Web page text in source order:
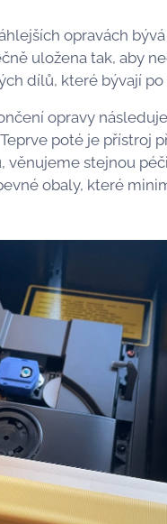
opravách
uložena tak, aby
dílů, které bývají
opravy
poté je přístroj
věnujeme stejnou
obaly, které